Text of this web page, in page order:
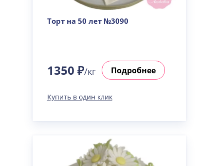
Торт на 50 лет №3090
1350 ₽/кг Подробнее
Купить в один клик